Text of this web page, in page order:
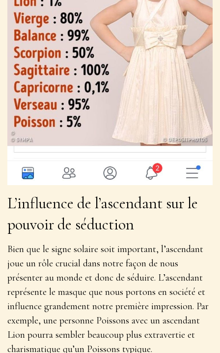
L’influence de l’ascendant sur le
pouvoir de séduction
Bien que le signe solaire soit important, l’ascendant
joue un rôle crucial dans notre façon de nous
présenter au monde et donc de séduire. L’ascendant
représente le masque que nous portons en société et
influence grandement notre première impression. Par
exemple, une personne Poissons avec un ascendant
Lion pourra sembler beaucoup plus extravertie et
charismatique qu’un Poissons typique.